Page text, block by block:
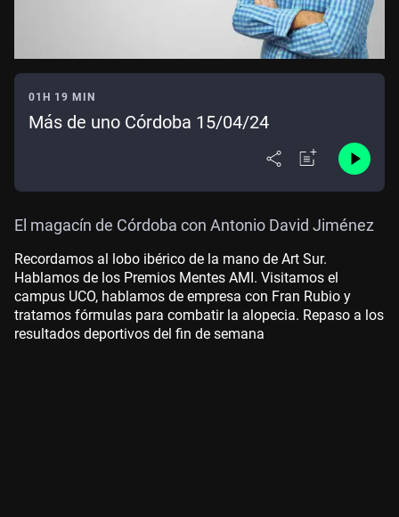
01H 19 MIN
Más de uno Córdoba 15/04/24
El magacín de Córdoba con Antonio David Jiménez
Recordamos al lobo ibérico de la mano de Art Sur.
Hablamos de los Premios Mentes AMI. Visitamos el
campus UCO, hablamos de empresa con Fran Rubio y
tratamos fórmulas para combatir la alopecia. Repaso a los
resultados deportivos del fin de semana